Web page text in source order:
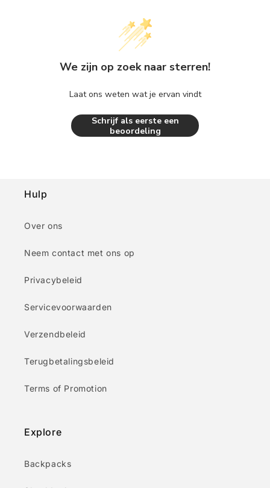
We zijn op zoek naar sterren!
Laat ons weten wat je ervan vindt
Schrijf als eerste een
beoordeling
Hulp
Over ons
Neem contact met ons op
Privacybeleid
Servicevoorwaarden
Verzendbeleid
Terugbetalingsbeleid
Terms of Promotion
Explore
Backpacks